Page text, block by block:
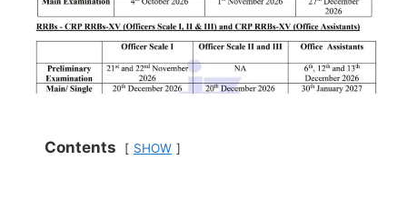
Contents SHOW